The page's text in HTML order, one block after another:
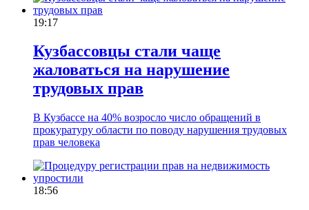
19:17
Кузбассовцы стали чаще
жаловаться на нарушение
трудовых прав
В Кузбассе на 40% возросло число обращений в
прокуратуру области по поводу нарушения трудовых
прав человека
18:56